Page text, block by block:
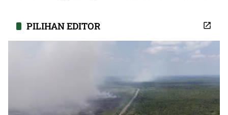
PILIHAN EDITOR